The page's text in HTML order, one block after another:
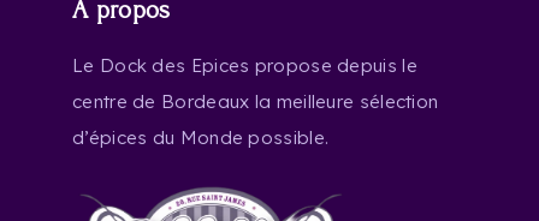
À propos
Le Dock des Epices propose depuis le
centre de Bordeaux la meilleure sélection
d’épices du Monde possible.